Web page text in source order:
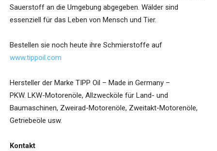
Sauerstoff an die Umgebung abgegeben. Wälder sind
essenziell für das Leben von Mensch und Tier.
Bestellen sie noch heute ihre Schmierstoffe auf
www.tippoil.com
Hersteller der Marke TIPP Oil – Made in Germany –
PKW. LKW-Motorenöle, Allzwecköle für Land- und
Baumaschinen, Zweirad-Motorenöle, Zweitakt-Motorenöle,
Getriebeöle usw.
Kontakt